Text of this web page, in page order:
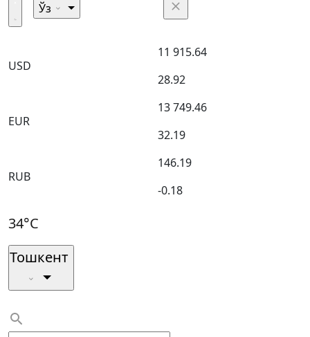
Ўз
USD
11 915.64
28.92
EUR
13 749.46
32.19
RUB
146.19
-0.18
34°C
Тошкент